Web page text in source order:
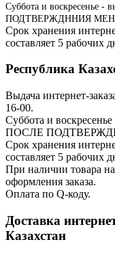
Суббота и воскресенье
ПОДТВЕРЖДННИЯ
Срок хранения
составляет 5 рабочих
Республика
Выдача интернет-
16-00.
Суббота и
ПОСЛЕ
Срок хранения
составляет 5 рабочих
При наличии товара
оформления заказа.
Оплата по Q-коду.
Доставка
Казахстан